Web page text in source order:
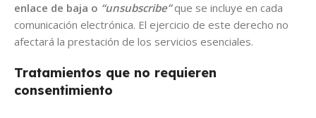
enlace de baja o “unsubscribe”que se incluye en cada
comunicación electrónica. El ejercicio de este derecho no
afectará la prestación de los servicios esenciales.
Tratamientos que no requieren
consentimiento